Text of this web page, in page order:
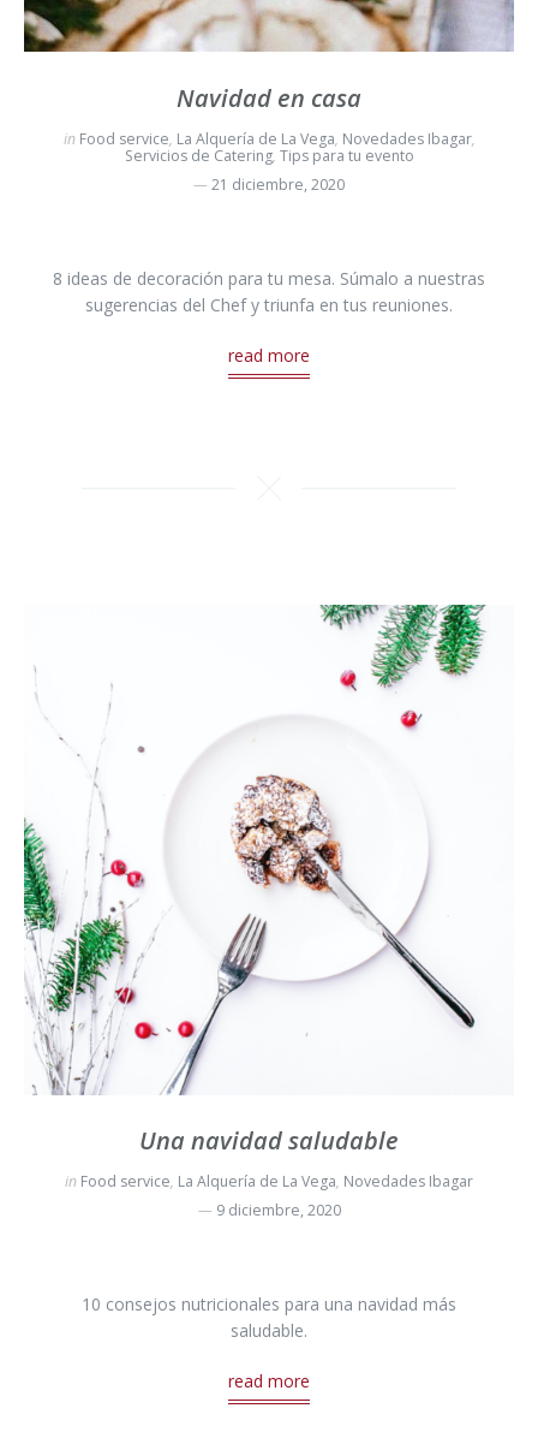
Navidad en casa
in Food service, La Alquería de La Vega, Novedades Ibagar,
Servicios de Catering, Tips para tu evento
21 diciembre, 2020
8 ideas de decoración para tu mesa. Súmalo a nuestras
sugerencias del Chef y triunfa en tus reuniones.
read more
Una navidad saludable
in Food service, La Alquería de La Vega, Novedades Ibagar
9 diciembre, 2020
10 consejos nutricionales para una navidad más
saludable.
read more